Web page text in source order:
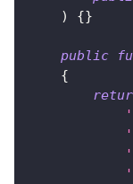
)
{}
public
{